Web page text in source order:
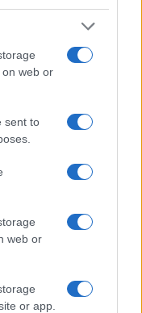
web or
sent to
web or
or app.
y deliciosas
con técnicas